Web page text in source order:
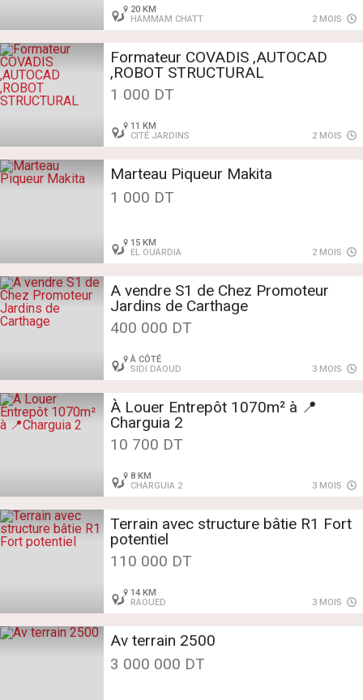
20 KM
HAMMAM CHATT
2 MOIS
Formateur COVADIS ,AUTOCAD
,ROBOT STRUCTURAL
1 000 DT
11 KM
CITÉ JARDINS
2 MOIS
Marteau Piqueur Makita
1 000 DT
15 KM
EL OUARDIA
2 MOIS
A vendre S1 de Chez Promoteur
Jardins de Carthage
400 000 DT
À CÔTÉ
SIDI DAOUD
3 MOIS
À Louer Entrepôt 1070m² à 📍
Charguia 2
10 700 DT
8 KM
CHARGUIA 2
3 MOIS
Terrain avec structure bâtie R1 Fort
potentiel
110 000 DT
14 KM
RAOUED
3 MOIS
Av terrain 2500
3 000 000 DT